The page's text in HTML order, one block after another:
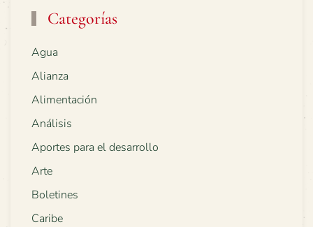
Categorías
Agua
Alianza
Alimentación
Análisis
Aportes para el desarrollo
Arte
Boletines
Caribe